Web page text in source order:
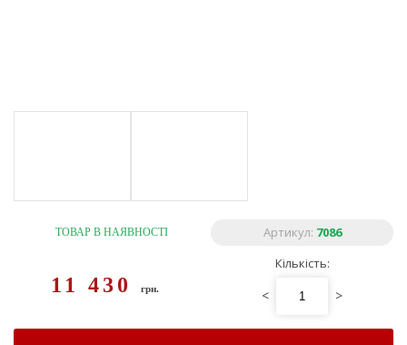
ТОВАР В НАЯВНОСТІ Артикул: 7086
11 430 грн.
Кількість:
< >